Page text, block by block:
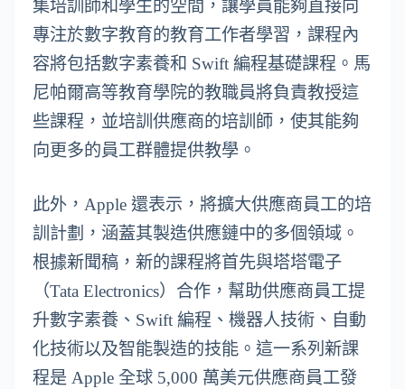
集培訓師和學生的空間，讓學員能夠直接向
專注於數字教育的教育工作者學習，課程內
容將包括數字素養和 Swift 編程基礎課程。馬
尼帕爾高等教育學院的教職員將負責教授這
些課程，並培訓供應商的培訓師，使其能夠
向更多的員工群體提供教學。
此外，Apple 還表示，將擴大供應商員工的培
訓計劃，涵蓋其製造供應鏈中的多個領域。
根據新聞稿，新的課程將首先與塔塔電子
（Tata Electronics）合作，幫助供應商員工提
升數字素養、Swift 編程、機器人技術、自動
化技術以及智能製造的技能。這一系列新課
程是 Apple 全球 5,000 萬美元供應商員工發